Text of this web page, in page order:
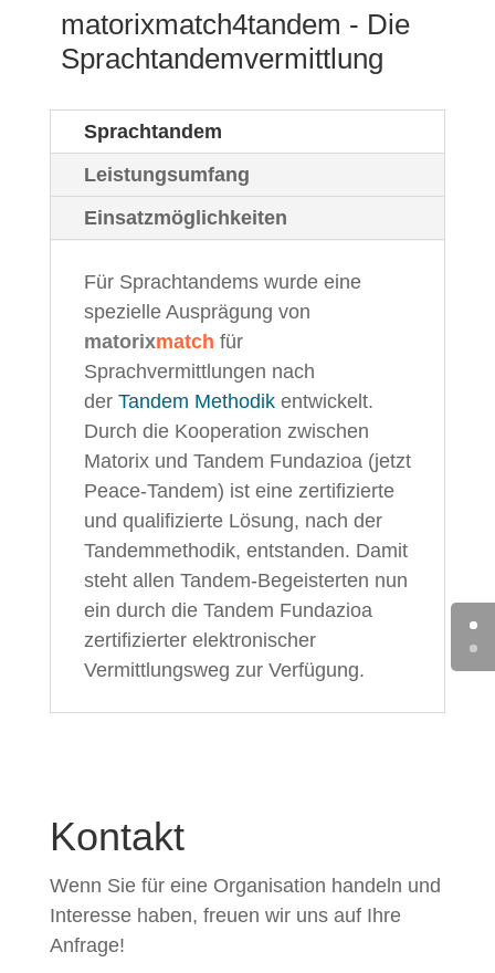
matorixmatch4tandem - Die
Sprachtandemvermittlung
Sprachtandem
Leistungsumfang
Einsatzmöglichkeiten
Für Sprachtandems wurde eine
spezielle Ausprägung von
matorixmatch für
Sprachvermittlungen nach
der Tandem Methodikentwickelt.
Durch die Kooperation zwischen
Matorix und Tandem Fundazioa (jetzt
Peace-Tandem) ist eine zertifizierte
und qualifizierte Lösung, nach der
Tandemmethodik, entstanden. Damit
steht allen Tandem-Begeisterten nun
ein durch die Tandem Fundazioa
zertifizierter elektronischer
Vermittlungsweg zur Verfügung.
Kontakt
Wenn Sie für eine Organisation handeln und
Interesse haben, freuen wir uns auf Ihre
Anfrage!